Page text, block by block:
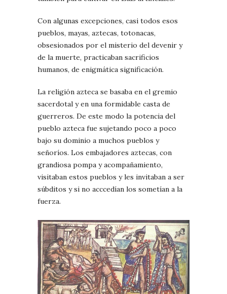
Con algunas excepciones, casi todos esos
pueblos, mayas, aztecas, totonacas,
obsesionados por el misterio del devenir y
de la muerte, practicaban sacrificios
humanos, de enigmática significación.
La religión azteca se basaba en el gremio
sacerdotal y en una formidable casta de
guerreros. De este modo la potencia del
pueblo azteca fue sujetando poco a poco
bajo su dominio a muchos pueblos y
señoríos. Los embajadores aztecas, con
grandiosa pompa y acompañamiento,
visitaban estos pueblos y les invitaban a ser
súbditos y si no acccedían los sometían a la
fuerza.